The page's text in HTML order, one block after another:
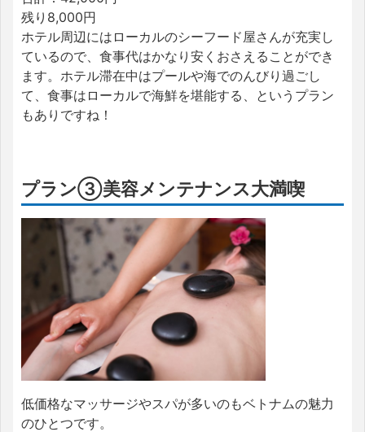
残り8,000円
ホテル周辺にはローカルのシーフード屋さんが充実し
ているので、食事代はかなり安くおさえることができ
ます。ホテル滞在中はプールや海でのんびり過ごし
て、食事はローカルで海鮮を堪能する、というプラン
もありですね！
プラン③美容メンテナンス大満喫
低価格なマッサージやスパが多いのもベトナムの魅力
のひとつです。